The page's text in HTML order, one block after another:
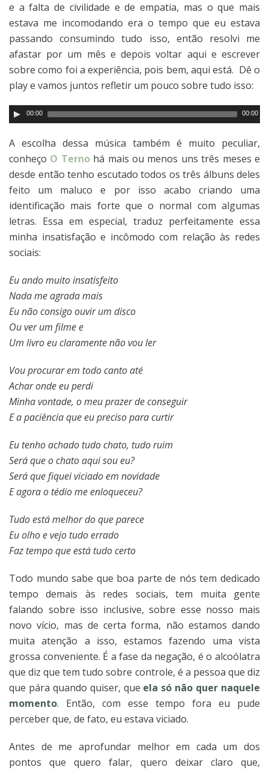
e a falta de civilidade e de empatia, mas o que mais
estava me incomodando era o tempo que eu estava
passando consumindo tudo isso, então resolvi me
afastar por um mês e depois voltar aqui e escrever
sobre como foi a experiência, pois bem, aqui está. Dê o
play e vamos juntos refletir um pouco sobre tudo isso:
00:00 00:00
A escolha dessa música também é muito peculiar,
conheço O Ternohá mais ou menos uns três meses e
desde então tenho escutado todos os três álbuns deles
feito um maluco e por isso acabo criando uma
identificação mais forte que o normal com algumas
letras. Essa em especial, traduz perfeitamente essa
minha insatisfação e incômodo com relação às redes
sociais:
Eu ando muito insatisfeito
Nada me agrada mais
Eu não consigo ouvir um disco
Ou ver um filme e
Um livro eu claramente não vou ler
Vou procurar em todo canto até
Achar onde eu perdi
Minha vontade, o meu prazer de conseguir
E a paciência que eu preciso para curtir
Eu tenho achado tudo chato, tudo ruim
Será que o chato aqui sou eu?
Será que fiquei viciado em novidade
E agora o tédio me enloqueceu?
Tudo está melhor do que parece
Eu olho e vejo tudo errado
Faz tempo que está tudo certo
Todo mundo sabe que boa parte de nós tem dedicado
tempo demais às redes sociais, tem muita gente
falando sobre isso inclusive, sobre esse nosso mais
novo vício, mas de certa forma, não estamos dando
muita atenção a isso, estamos fazendo uma vista
grossa conveniente. É a fase da negação, é o alcoólatra
que diz que tem tudo sobre controle, é a pessoa que diz
que pára quando quiser, que ela só não quer naquele
momento. Então, com esse tempo fora eu pude
perceber que, de fato, eu estava viciado.
Antes de me aprofundar melhor em cada um dos
pontos que quero falar, quero deixar claro que,